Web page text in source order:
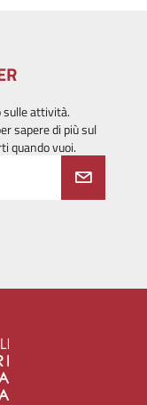
attività.
sapere di più sul
quando vuoi.